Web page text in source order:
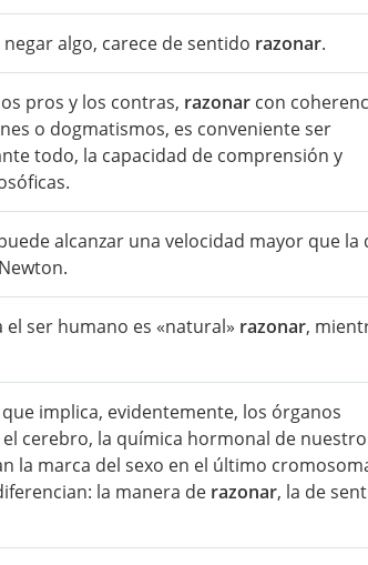
algo, carece de sentido razonar.
pros y los contras, razonar con
o dogmatismos, es conveniente ser
todo, la capacidad de comprensión y
alcanzar una velocidad mayor que la
ser humano es «natural» razonar,
implica, evidentemente, los órganos
cerebro, la química hormonal de nuestro
la marca del sexo en el último
la manera de razonar, la de